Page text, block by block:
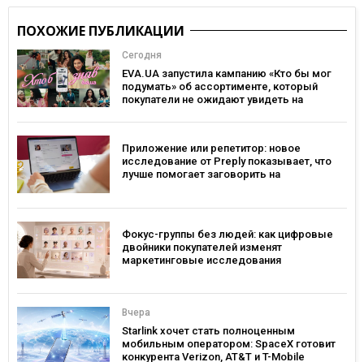
ПОХОЖИЕ ПУБЛИКАЦИИ
Сегодня
EVA.UA запустила кампанию «Кто бы мог
подумать» об ассортименте, который
покупатели не ожидают увидеть на
Приложение или репетитор: новое
исследование от Preply показывает, что
лучше помогает заговорить на
Фокус-группы без людей: как цифровые
двойники покупателей изменят
маркетинговые исследования
Вчера
Starlink хочет стать полноценным
мобильным оператором: SpaceX готовит
конкурента Verizon, AT&T и T-Mobile